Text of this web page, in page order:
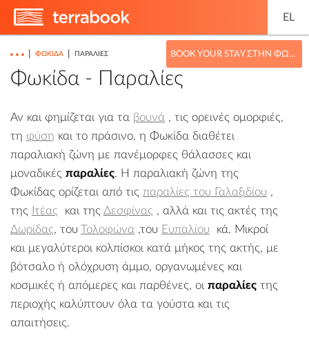
EL
BOOK YOUR STAY ΣΤΗΝ ΦΩΚΊΔΑ
ΦΩΚΊΔΑ ΠΑΡΑΛΊΕΣ
Φωκίδα - Παραλίες
Αν και φημίζεται για τα βουνά , τις ορεινές ομορφιές,
τη φύση και το πράσινο, η Φωκίδα διαθέτει
παραλιακή ζώνη με πανέμορφες θάλασσες και
μοναδικές παραλίες. Η παραλιακή ζώνη της
Φωκίδας ορίζεται από τις παραλίες του Γαλαξιδίου ,
της Ιτέας και της Δεσφίνας , αλλά και τις ακτές της
Δωρίδας, του Τολοφώνα ,του Ευπαλίου κά. Μικροί
και μεγαλύτεροι κολπίσκοι κατά μήκος της ακτής, με
βότσαλο ή ολόχρυση άμμο, οργανωμένες και
κοσμικές ή απόμερες και παρθένες, οι παραλίες της
περιοχής καλύπτουν όλα τα γούστα και τις
απαιτήσεις.